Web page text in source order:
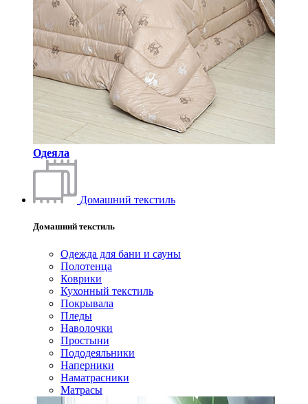
Одеяла
Домашний текстиль
Домашний текстиль
Одежда для бани и сауны
Полотенца
Коврики
Кухонный текстиль
Покрывала
Пледы
Наволочки
Простыни
Пододеяльники
Наперники
Наматрасники
Матрасы